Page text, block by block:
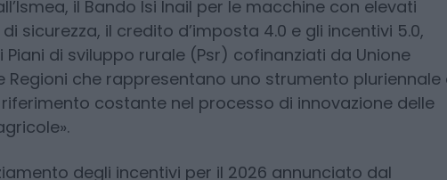
la presidente di Federunacoma,Mariateresa
ma un sostegno importante è venuto dagliincentivi
. Hanno dato una spinta infatti il Fondo Innovazione
il Bando Isi Inail per le macchine con elevati
sicurezza, il credito d’imposta 4.0 e gli incentivi 5.0,
Piani di sviluppo rurale (Psr) cofinanziati da Unione